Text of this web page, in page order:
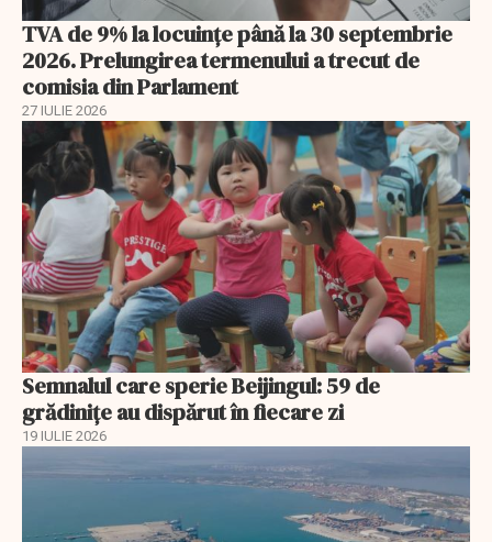
TVA de 9% la locuințe până la 30 septembrie
2026. Prelungirea termenului a trecut de
comisia din Parlament
27 IULIE 2026
Semnalul care sperie Beijingul: 59 de
grădinițe au dispărut în fiecare zi
19 IULIE 2026